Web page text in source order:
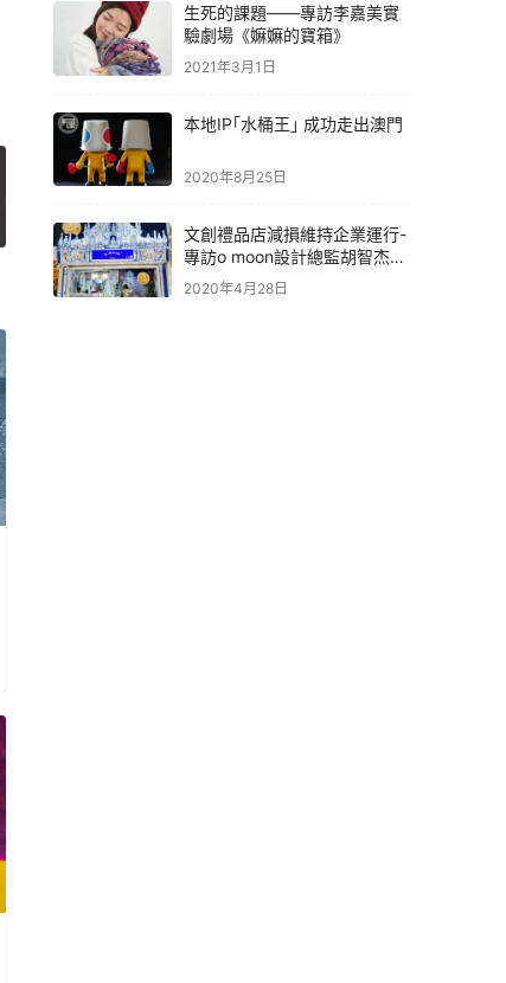
生死的課題——專訪李嘉美實
驗劇場《嫲嫲的寶箱》
2021年3月1日
本地IP｢水桶王｣ 成功走出澳門
2020年8月25日
文創禮品店減損維持企業運行-
專訪o moon設計總監胡智杰先
生
2020年4月28日